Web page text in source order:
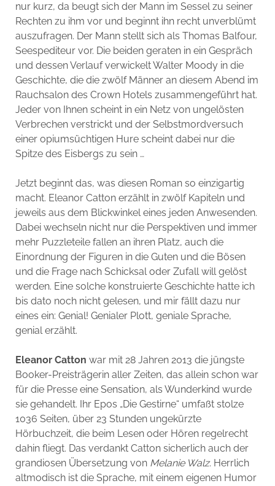
nur kurz, da beugt sich der Mann im Sessel zu seiner
Rechten zu ihm vor und beginnt ihn recht unverblümt
auszufragen. Der Mann stellt sich als Thomas Balfour,
Seespediteur vor. Die beiden geraten in ein Gespräch
und dessen Verlauf verwickelt Walter Moody in die
Geschichte, die die zwölf Männer an diesem Abend im
Rauchsalon des Crown Hotels zusammengeführt hat.
Jeder von Ihnen scheint in ein Netz von ungelösten
Verbrechen verstrickt und der Selbstmordversuch
einer opiumsüchtigen Hure scheint dabei nur die
Spitze des Eisbergs zu sein …
Jetzt beginnt das, was diesen Roman so einzigartig
macht. Eleanor Catton erzählt in zwölf Kapiteln und
jeweils aus dem Blickwinkel eines jeden Anwesenden.
Dabei wechseln nicht nur die Perspektiven und immer
mehr Puzzleteile fallen an ihren Platz, auch die
Einordnung der Figuren in die Guten und die Bösen
und die Frage nach Schicksal oder Zufall will gelöst
werden. Eine solche konstruierte Geschichte hatte ich
bis dato noch nicht gelesen, und mir fällt dazu nur
eines ein: Genial! Genialer Plott, geniale Sprache,
genial erzählt.
Eleanor Catton war mit 28 Jahren 2013 die jüngste
Booker-Preisträgerin aller Zeiten, das allein schon war
für die Presse eine Sensation, als Wunderkind wurde
sie gehandelt. Ihr Epos „Die Gestirne“ umfaßt stolze
1036 Seiten, über 23 Stunden ungekürzte
Hörbuchzeit, die beim Lesen oder Hören regelrecht
dahin fliegt. Das verdankt Catton sicherlich auch der
grandiosen Übersetzung von Melanie Walz. Herrlich
altmodisch ist die Sprache, mit einem eigenen Humor